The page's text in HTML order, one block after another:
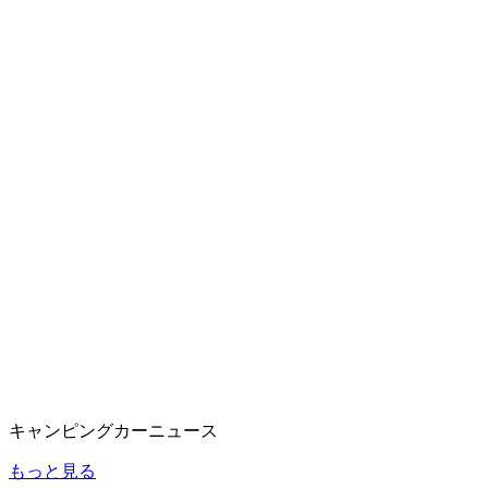
キャンピングカーニュース
もっと見る